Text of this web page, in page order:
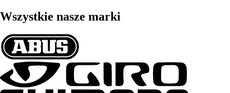
Wszystkie nasze marki